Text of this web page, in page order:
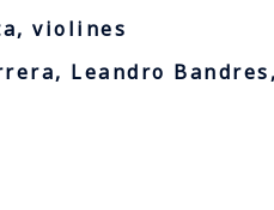
violines
Leandro